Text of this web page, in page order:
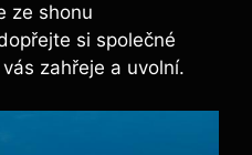
ze​ shonu
si společné
zahřeje a uvolní.